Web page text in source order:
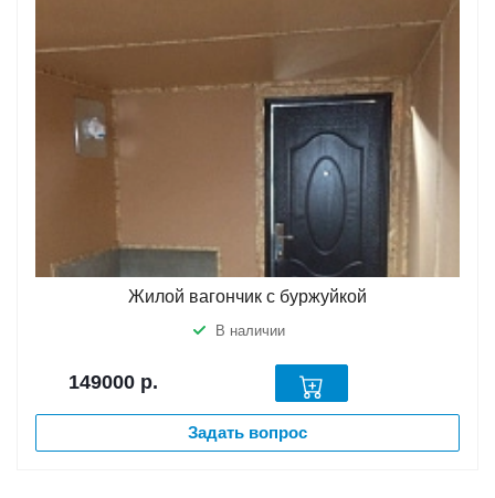
Жилой вагончик с буржуйкой
В наличии
149000 р.
Задать вопрос